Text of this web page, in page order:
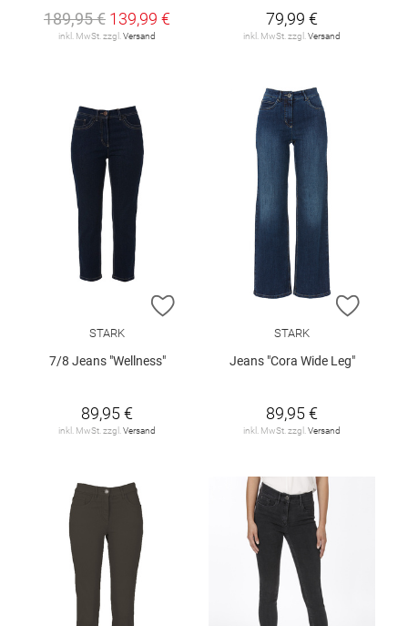
189,95 € 139,99 €
inkl. MwSt. zzgl.Versand
79,99 €
inkl. MwSt. zzgl.Versand
ZUR WUNSCHLISTE HINZUFÜGEN
STARK
7/8 Jeans "Wellness"
89,95 €
inkl. MwSt. zzgl. Versand
ZUR
STARK
Jeans "Cora Wide Leg"
89,95 €
inkl. MwSt. zzgl. Versand